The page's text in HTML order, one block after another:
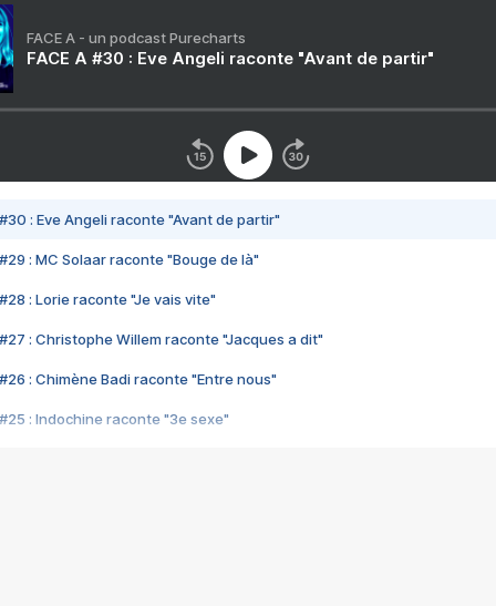
FACE A - un podcast Purecharts
FACE A #30 : Eve Angeli raconte "Avant de partir"
#30 : Eve Angeli raconte "Avant de partir"
#29 : MC Solaar raconte "Bouge de là"
#28 : Lorie raconte "Je vais vite"
#27 : Christophe Willem raconte "Jacques a dit"
#26 : Chimène Badi raconte "Entre nous"
#25 : Indochine raconte "3e sexe"